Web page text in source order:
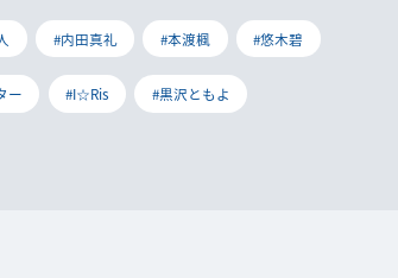
#内田真礼 #本渡楓 #悠木碧
ー #I☆Ris #黒沢ともよ